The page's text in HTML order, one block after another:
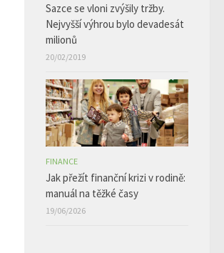
Sazce se vloni zvýšily tržby.
Nejvyšší výhrou bylo devadesát
milionů
20/02/2019
FINANCE
Jak přežít finanční krizi v rodině:
manuál na těžké časy
19/06/2026